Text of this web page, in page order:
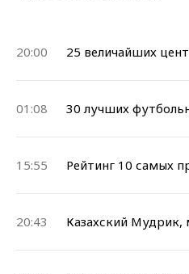
20:00 25 величайших
01:08 30 лучших
15:55 Рейтинг 10 самых
20:43 Казахский Мудрик,